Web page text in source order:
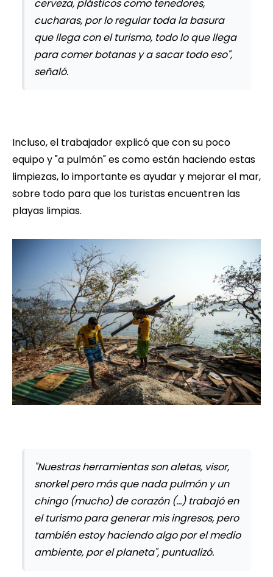
cerveza, plásticos como tenedores,
cucharas, por lo regular toda la basura
que llega con el turismo, todo lo que llega
para comer botanas y a sacar todo eso",
señaló.
Incluso, el trabajador explicó que con su poco
equipo y "a pulmón" es como están haciendo estas
limpiezas, lo importante es ayudar y mejorar el mar,
sobre todo para que los turistas encuentren las
playas limpias.
"Nuestras herramientas son aletas, visor,
snorkel pero más que nada pulmón y un
chingo (mucho) de corazón (...) trabajó en
el turismo para generar mis ingresos, pero
también estoy haciendo algo por el medio
ambiente, por el planeta", puntualizó.